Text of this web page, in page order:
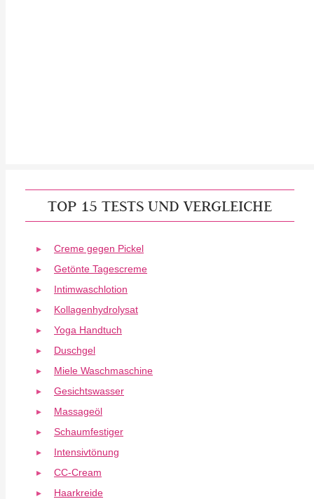
TOP 15 TESTS UND VERGLEICHE
Creme gegen Pickel
Getönte Tagescreme
Intimwaschlotion
Kollagenhydrolysat
Yoga Handtuch
Duschgel
Miele Waschmaschine
Gesichtswasser
Massageöl
Schaumfestiger
Intensivtönung
CC-Cream
Haarkreide